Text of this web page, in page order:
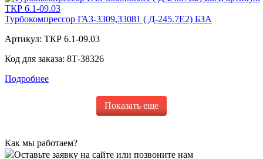
Турбокомпрессор ГАЗ-3309,33081 ( Д-245.7Е2) БЗА
Артикул: ТКР 6.1-09.03
Код для заказа: 8Т-38326
Подробнее
Показать еще
Как мы работаем?
Оставьте заявку на сайте или позвоните нам